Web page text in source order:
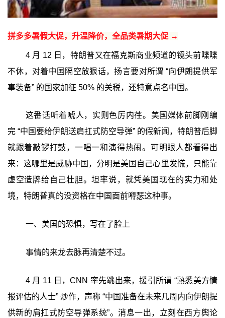
拼多多暑假大促，升温降价，全品类暑期大促 →
4 月 12 日，特朗普又在福克斯商业频道的镜头前喋喋
不休，对着中国隔空放狠话，扬言要对所谓 “向伊朗提供军
事装备” 的国家加征 50% 的关税，还特意点名中国。
这番话听着唬人，实则色厉内荏。美国媒体前脚刚编
完 “中国要给伊朗送肩扛式防空导弹” 的假新闻，特朗普后脚
就跟着敲锣打鼓，一唱一和演得热闹。可明眼人都看得出
来：这哪里是威胁中国，分明是美国自己心里发慌，只能靠
虚空造牌给自己壮胆。坦率说，就凭美国现在的实力和处
境，特朗普真的没资格在中国面前嘚瑟这种事。
一、美国的恐惧，写在了脸上
事情的来龙去脉再清楚不过。
4 月 11 日，CNN 率先跳出来，援引所谓 “熟悉美方情
报评估的人士” 炒作，声称 “中国准备在未来几周内向伊朗提
供新的肩扛式防空导弹系统”。消息一出，立刻在西方舆论